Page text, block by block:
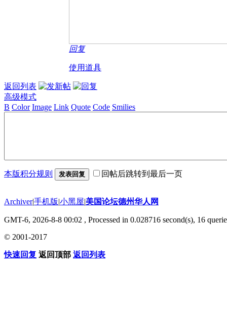
回复
使用道具
返回列表
高级模式
B Color Image Link Quote Code Smilies
本版积分规则 发表回复 回帖后跳转到最后一页
Archiver|手机版|小黑屋|美国论坛德州华人网
GMT-6, 2026-8-8 00:02 , Processed in 0.028716 second(s), 16
© 2001-2017
快速回复 返回顶部 返回列表